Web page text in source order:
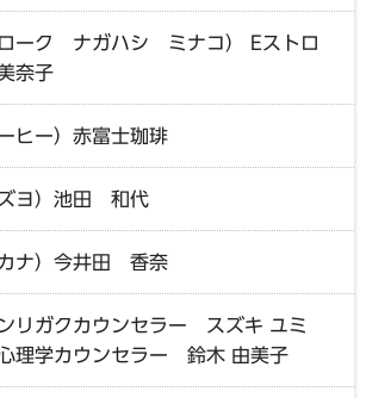
ローク ナガハシ ミナコ） Eストロ
奈子
ヒー）赤富士珈琲
ヨ）池田 和代
ナ）今井田 香奈
ンリガクカウンセラー スズキ ユミ
理学カウンセラー 鈴木 由美子